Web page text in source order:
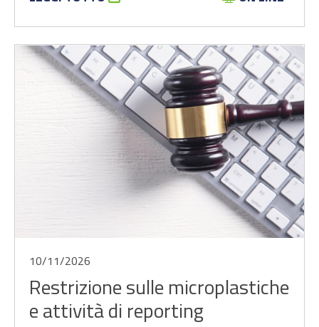
10/11/2026
Restrizione sulle microplastiche
e attività di reporting